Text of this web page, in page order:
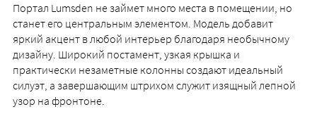
Портал Lumsden не займет много места в помещении, но
станет его центральным элементом. Модель добавит
яркий акцент в любой интерьер благодаря необычному
дизайну. Широкий постамент, узкая крышка и
практически незаметные колонны создают идеальный
силуэт, а завершающим штрихом служит изящный лепной
узор на фронтоне.